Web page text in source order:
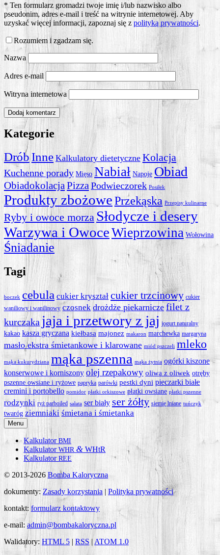
* Ten formularz gromadzi twoje imię i/lub nazwisko albo
pseudonim, adres e-mail i treść na witrynie internetowej. Aby
uzyskać więcej informacji, zapoznaj się z polityką prywatności.
Rozumiem i zgadzam się.
Nazwa
Adres e-mail
Witryna internetowa
Kategorie
Drób Inne Kalkulatory dietetyczne Kolacja
Kuchenne porady Mięso Nabiał Napoje Obiad
ObiadokolacjaPizza Podwieczorek Posiłek
Produkty zbożowePrzekąska Przepisy kulinarne
Ryby i owoce morza Słodycze i desery
Warzywa i OwoceWieprzowina Wołowina
Śniadanie
Tagi
boczek cebula cukier kryształ cukier trzcinowy cukier
waniliowy i wanilinowy czosnek drożdże piekarnicze filet z
kurczaka jaja i przetwory z jaj jogurt naturalny
kakao kasza gryczana kiełbasa majonez makaron marchewka margaryna
masło ekstra śmietankowe i klarowane miód pszczeli mleko
mąka kukurydziana mąka pszenna mąka żytnia ogórki kiszone
konserwowe i korniszony olej rzepakowy oliwa z oliwek otręby
pszenne owsiane i ryżowe papryka parówki pestki dyni pieczarki białe
cremini i portobello pomidor płatki orkiszowe płatki owsiane płatki pszenne
rodzynki ryż parboiled sałata ser biały ser żółty siemię lniane tuńczyk
twaróg ziemniaki śmietana i śmietanka
Menu
KalkulatorBMI
KalkulatorWHR & WHtR
KalkulatorREE
© 2013-2026 Bomba Kaloryczna
dokumenty:Zasady korzystania | Polityka prywatności
kontakt: formularz kontaktowy
e-mail: admin@bombakaloryczna.pl
Walidatory: HTML 5 | RSS | ATOM 1.0